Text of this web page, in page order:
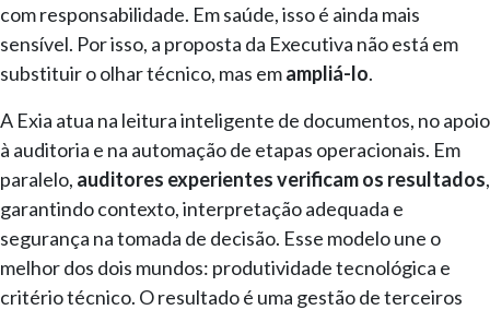
com responsabilidade. Em saúde, isso é ainda mais
sensível. Por isso, a proposta da Executiva não está em
substituir o olhar técnico, mas emampliá-lo.
A Exia atua na leitura inteligente de documentos, no apoio
à auditoria e na automação de etapas operacionais. Em
paralelo, auditores experientes verificam os resultados,
garantindo contexto, interpretação adequada e
segurança na tomada de decisão. Esse modelo une o
melhor dos dois mundos: produtividade tecnológica e
critério técnico. O resultado é uma gestão de terceiros